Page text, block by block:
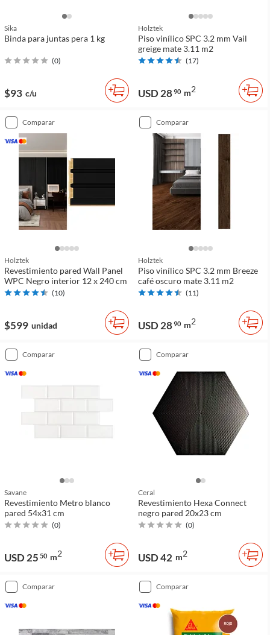
Sika
Binda para juntas pera 1 kg
(0)
$93 c/u
Holztek
Piso vinílico SPC 3.2 mm Vail
greige mate 3.11 m2
(17)
USD 2890 m2
comparar
Holztek
Revestimiento pared Wall Panel
WPC Negro interior 12 x 240 cm
(10)
$599 unidad
comparar
Holztek
Piso vinílico SPC 3.2 mm Breeze
café oscuro mate 3.11 m2
(11)
USD 2890 m2
comparar
Savane
Revestimiento Metro blanco
pared 54x31 cm
(0)
USD 25 50 m2
comparar
Ceral
Revestimiento Hexa Connect
negro pared 20x23 cm
(0)
USD 42 m2
comparar comparar